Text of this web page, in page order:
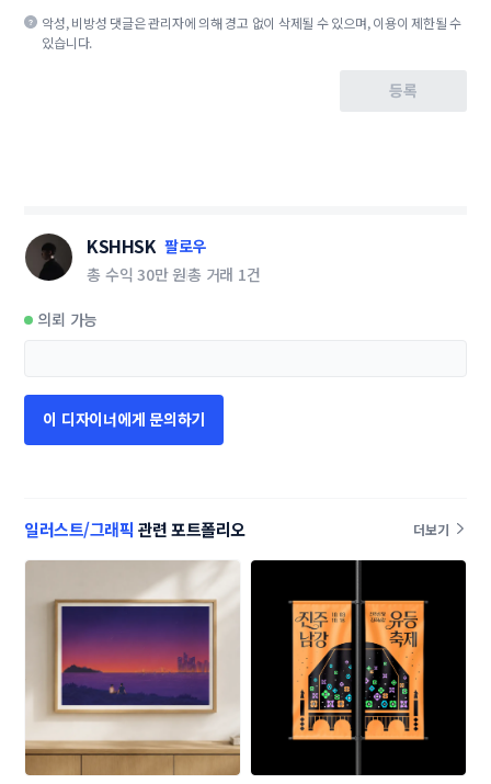
악성, 비방성 댓글은 관리자에 의해 경고 없이 삭제될 수 있으며, 이용이 제한될 수
있습니다.
등록
KSHHSK 팔로우
총 수익 30만 원총 거래 1건
의뢰 가능
이 디자이너에게 문의하기
일러스트/그래픽 관련 포트폴리오 더보기